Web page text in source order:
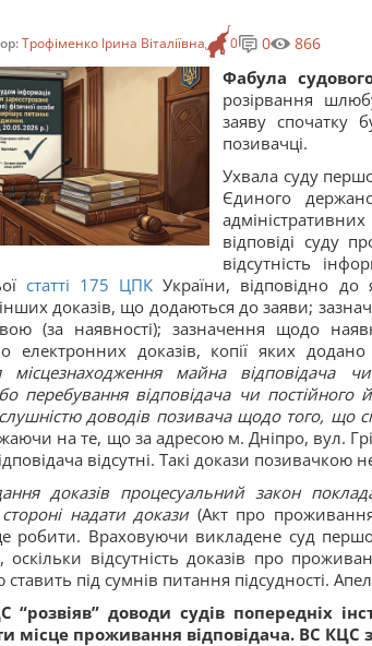
Трофіменко Ірина Віталіївна 0 0 866
Фабула
розірвання
заяву спочатку
позивачці.
Ухвала суду
Єдиного
відповіді суду
відсутність
статті 175 ЦПК України, відповідно до
доказів, що додаються до заяви;
(за наявності); зазначення щодо
електронних доказів, копії яких
місцезнаходження майна відповідача
перебування відповідача чи
доводів позивача щодо того, що
на те, що за адресою м. Дніпро, вул.
відсутні. Такі докази позивачкою
доказів процесуальний закон
надати докази(Акт про
робити. Враховуючи викладене суд
оскільки відсутність доказів про
ставить під сумнів питання підсудності.
“розвіяв” доводи судів попередніх
місце проживання відповідача. ВС КЦС